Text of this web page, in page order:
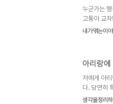
누군가는
고통이 교
법은 당장
끗하고 질
서 그럴듯
내가엮는이야
아리랑에
저에게 아
다. 당연히
살아가는
생각을정리